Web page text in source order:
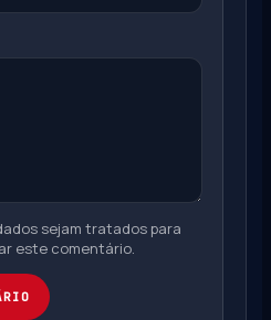
sejam tratados para
este comentário.